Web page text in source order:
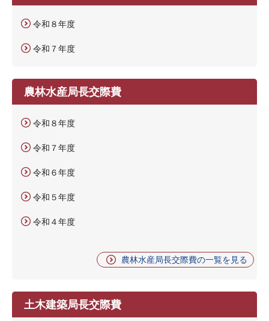
令和８年度
令和７年度
農林水産局長交際費
令和８年度
令和７年度
令和６年度
令和５年度
令和４年度
農林水産局長交際費の一覧を見る
土木建築局長交際費